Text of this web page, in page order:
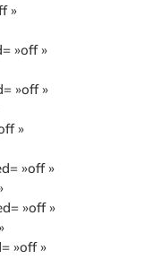
»
»off »
»off »
»
»off »
»off »
»off »